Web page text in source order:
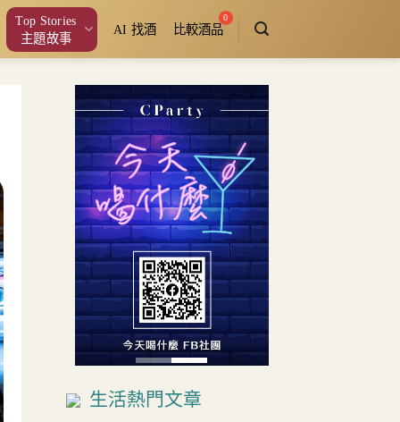
Top Stories
主題故事
AI 找酒 比較酒品
生活熱門文章